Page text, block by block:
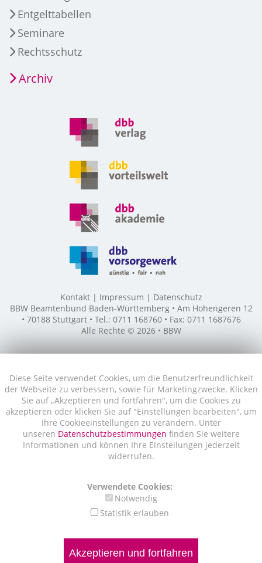
Diese Seite verwendet Cookies, um die Benutzerfreundlichkeit
der Webseite zu verbessern, sowie für Marketingzwecke. Klicken
Sie auf „Akzeptieren und fortfahren", um die Cookies zu
akzeptieren oder klicken Sie auf "Einstellungen bearbeiten", um
Ihre Cookieeinstellungen zu verändern. Unter
unseren Datenschutzbestimmungen finden Sie weitere
Informationen und können Ihre Einstellungen jederzeit
widerrufen.
Verwendete Cookies:
Notwendig
Statistik erlauben
Akzeptieren und fortfahren
Entgelttabellen
Seminare
Rechtsschutz
Archiv
Kontakt Impressum
Datenschutz
BBW Beamtenbund Baden-Württemberg • Am Hohengeren 12
• 70188 Stuttgart • Tel.: 0711 168760 • Fax: 0711 1687676
Alle Rechte © 2026 • BBW